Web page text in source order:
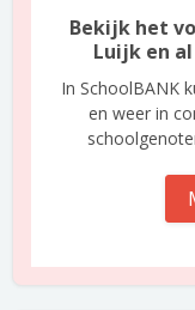
Bekijk het
Luijk en
In SchoolBANK
en weer in